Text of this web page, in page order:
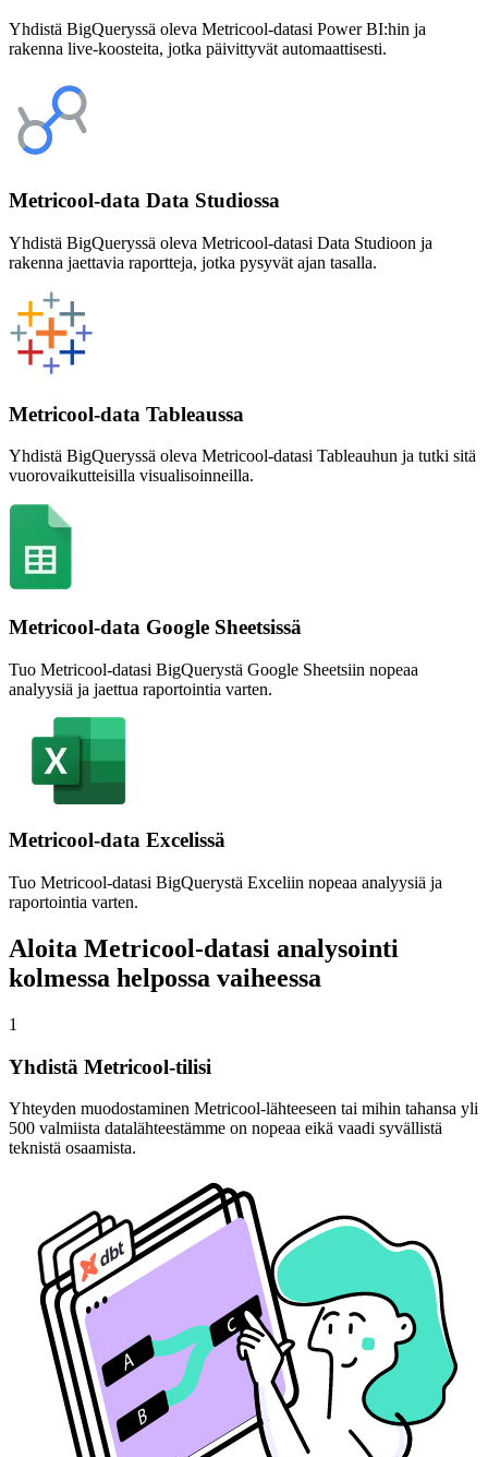
Yhdistä BigQueryssä oleva Metricool-datasi Power BI:hin ja
rakenna live-koosteita, jotka päivittyvät automaattisesti.
Metricool-data Data Studiossa
Yhdistä BigQueryssä oleva Metricool-datasi Data Studioon ja
rakenna jaettavia raportteja, jotka pysyvät ajan tasalla.
Metricool-data Tableaussa
Yhdistä BigQueryssä oleva Metricool-datasi Tableauhun ja tutki sitä
vuorovaikutteisilla visualisoinneilla.
Metricool-data Google Sheetsissä
Tuo Metricool-datasi BigQuerystä Google Sheetsiin nopeaa
analyysiä ja jaettua raportointia varten.
Metricool-data Excelissä
Tuo Metricool-datasi BigQuerystä Exceliin nopeaa analyysiä ja
raportointia varten.
Aloita Metricool-datasi analysointi
kolmessa helpossa vaiheessa
1
Yhdistä Metricool-tilisi
Yhteyden muodostaminen Metricool-lähteeseen tai mihin tahansa yli
500 valmiista datalähteestämme on nopeaa eikä vaadi syvällistä
teknistä osaamista.